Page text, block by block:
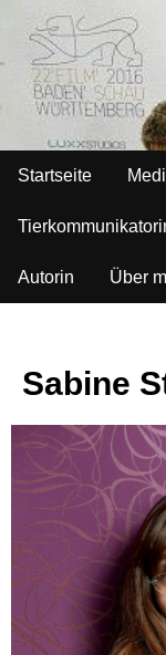
Startseite
Autorin Über
Sabine